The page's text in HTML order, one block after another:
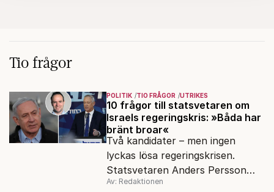
Tio frågor
POLITIK TIO FRÅGOR UTRIKES
10 frågor till statsvetaren om
Israels regeringskris: »Båda har
bränt broar«
Två kandidater – men ingen
lyckas lösa regeringskrisen.
Statsvetaren Anders Persson
förklarar varför det är ett
Av: Redaktionen